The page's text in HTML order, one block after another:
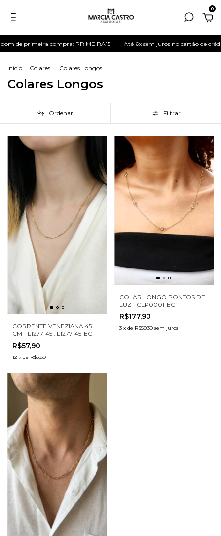
0
de primeira compra: PRIMEIRA15 Até 6x sem juros no cartão de
Início . Colares. . Colares Longos
Colares Longos
Ordenar Filtrar
CORRENTE VENEZIANA 45
CM - L1277-45 : L1277-45-EC
R$57,90
12 x de R$5,89
COLAR LONGO PONTOS DE
LUZ - CLP0001-EC
R$177,90
3 x de R$59,30 sem juros